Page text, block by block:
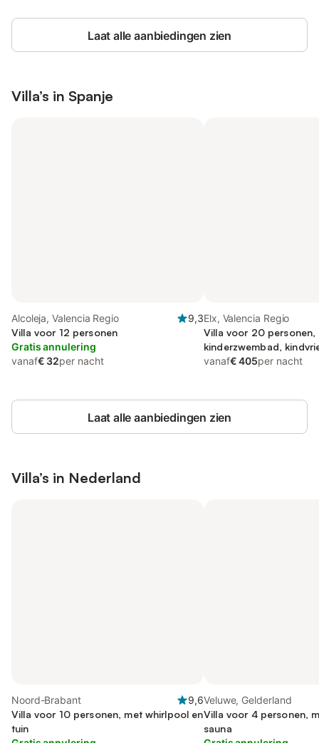
Laat alle aanbiedingen zien
Villa’s in Spanje
Alcoleja, Valencia Regio
9,3
Villa voor 12 personen
Gratis annulering
vanaf€ 32per nacht
Elx, Valencia Regio
Villa voor 20 personen,
kinderzwembad,
vanaf€ 405per nacht
Laat alle aanbiedingen zien
Villa’s in Nederland
Noord-Brabant
9,6
Villa voor 10 personen, met whirlpool en
tuin
Veluwe, Gelderland
Villa voor 4 personen,
sauna